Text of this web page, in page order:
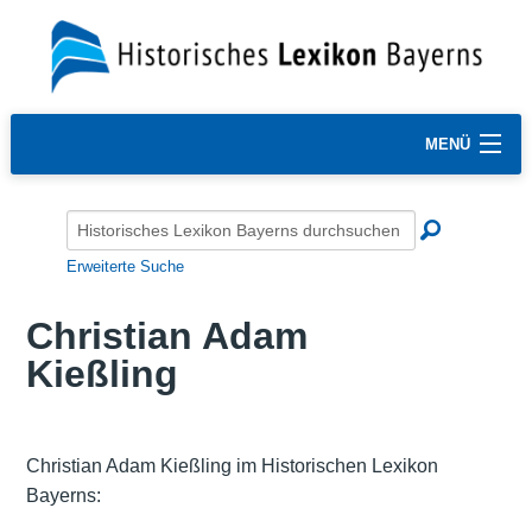
MENÜ
Erweiterte Suche
Christian Adam
Kießling
Christian Adam Kießling im Historischen Lexikon
Bayerns: